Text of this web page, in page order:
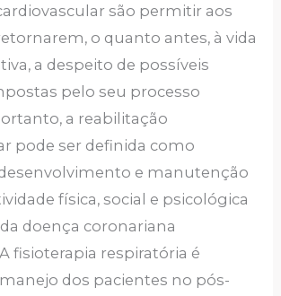
são permitir aos
o quanto antes, à vida
a despeito de possíveis
pelo seu processo
a reabilitação
pode ser definida como
e manutenção
física, social e psicológica
doença coronariana
fisioterapia respiratória é
dos pacientes no pós-